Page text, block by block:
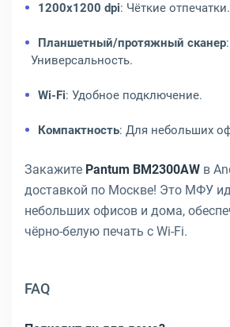
1200x1200 dpi: Чёткие отпечатки.
Планшетный/протяжный сканер:
Универсальность.
Wi-Fi: Удобное подключение.
Компактность: Для небольших
Закажите Pantum BM2300AW в
доставкой по Москве! Это МФУ
небольших офисов и дома,
чёрно-белую печать с Wi-Fi.
FAQ